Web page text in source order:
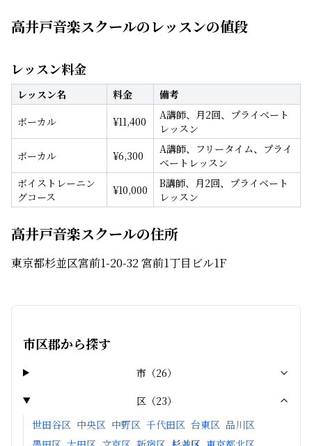
高井戸音楽スクールのレッスンの値段
レッスン料金
レッスン名 料金
備考
ボーカル
¥11,400
A講師、月2回、プライベート
レッスン
ボーカル
¥6,300
A講師、フリータイム、プライ
ベートレッスン
ボイストレーニン
グコース
¥10,000
B講師、月2回、プライベート
レッスン
高井戸音楽スクールの住所
東京都杉並区宮前1-20-32 宮前1丁目ビル1F
市区郡から探す
市 （26）
区 （23）
世田谷区 中央区 中野区 千代田区 台東区 品川区